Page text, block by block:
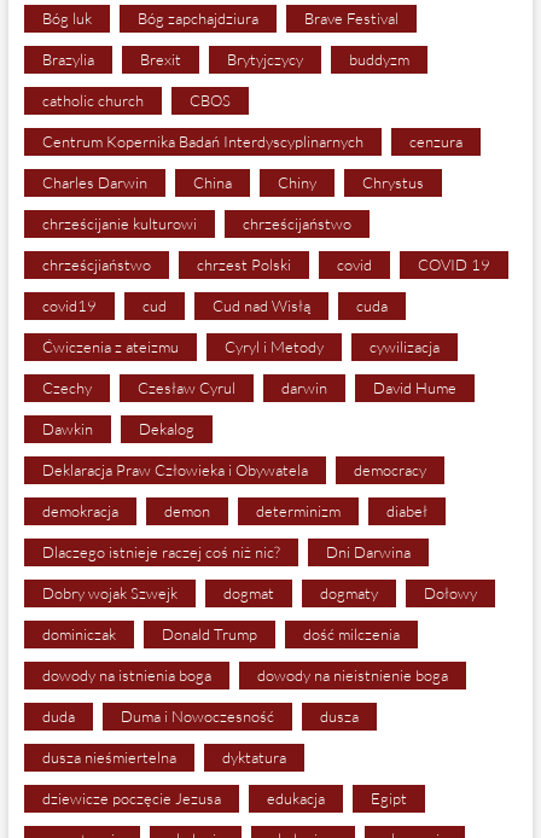
Bóg luk Bóg zapchajdziura Brave Festival
Brazylia Brexit Brytyjczycy buddyzm
catholic church CBOS
Centrum Kopernika Badań Interdyscyplinarnych cenzura
Charles Darwin China Chiny Chrystus
chrześcijanie kulturowi chrześcijaństwo
chrześcjiaństwo chrzest Polski covid COVID 19
covid19 cud Cud nad Wisłą cuda
Ćwiczenia z ateizmu Cyryl i Metody cywilizacja
Czechy Czesław Cyrul darwin David Hume
Dawkin Dekalog
Deklaracja Praw Człowieka i Obywatela democracy
demokracja demon determinizm diabeł
Dlaczego istnieje raczej coś niż nic? Dni Darwina
Dobry wojak Szwejk dogmat dogmaty Dołowy
dominiczak Donald Trump dość milczenia
dowody na istnienia boga dowody na nieistnienie boga
duda Duma i Nowoczesność dusza
dusza nieśmiertelna dyktatura
dziewicze poczęcie Jezusa edukacja Egipt